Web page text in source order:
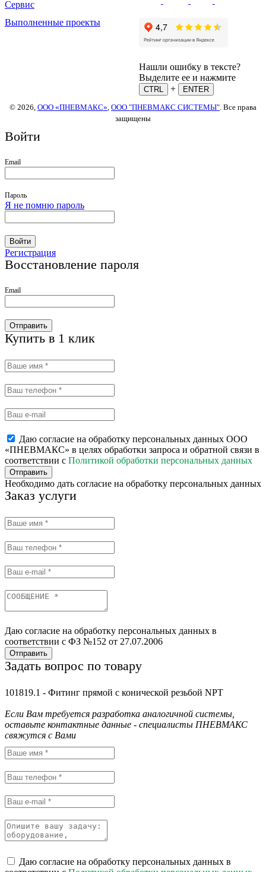
Сервис
Выполненные проекты
Нашли ошибку в тексте?
Выделите ее и нажмите
CTRL +
ENTER
© 2026, ООО «ПНЕВМАКС» ООО "ПНЕВМАКС СИСТЕМЫ" . Все права
защищены
Войти
Email
Пароль
Я не помню пароль
Войти
Регистрация
Восстановление пароля
Email
Отправить
Купить в 1 клик
Даю согласие на обработку персональных данных ООО
«ПНЕВМАКС» в целях обработки запроса и обратной связи в
соответствии с Политикой обработки персональных данных
Отправить
Необходимо дать согласие на обработку персональных данных
Заказ услуги
Даю согласие на обработку персональных данных в
соответствии с ФЗ №152 от 27.07.2006
Отправить
Задать вопрос по товару
101819.1 - Фитинг прямой с конической резьбой NPT
Если Вам требуется разработка аналогичной системы,
оставьте контактные данные - специалисты ПНЕВМАКС
свяжутся с Вами
Даю согласие на обработку персональных данных в